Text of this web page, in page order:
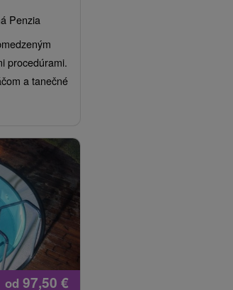
Penzia
procedúrami.
a tanečné
od 97,50 €